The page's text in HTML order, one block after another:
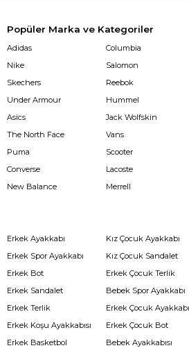
Popüler Marka ve Kategoriler
Adidas
Nike
Skechers
Under Armour
Asics
The North Face
Puma
Converse
New Balance
Columbia
Salomon
Reebok
Hummel
Jack Wolfskin
Vans
Scooter
Lacoste
Merrell
Erkek Ayakkabı
Erkek Spor Ayakkabı
Erkek Bot
Erkek Sandalet
Erkek Terlik
Erkek Koşu Ayakkabısı
Erkek Basketbol
Kız Çocuk Ayakkabı
Kız Çocuk Sandalet
Erkek Çocuk Terlik
Bebek Spor Ayakkabı
Erkek Çocuk
Erkek Çocuk Bot
Bebek Ayakkabısı